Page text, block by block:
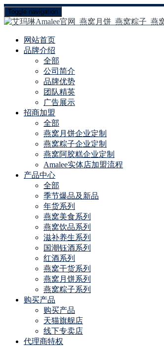
Toggle navigation
网站首页
品牌介绍
全部
公司简介
品牌优势
团队精英
广告展示
招商加盟
全部
燕窝月饼企业定制
燕窝粽子企业定制
燕窝阿胶糕企业定制
Amalee实体店加盟流程
产品中心
全部
季节爆品及新品
年货系列
燕窝美食系列
燕窝饮品系列
滋补养生系列
国潮钰酒系列
红酒系列
燕窝干货系列
燕窝月饼系列
燕窝粽子系列
购买产品
购买产品
天猫旗舰店
线下专卖店
代理商特权